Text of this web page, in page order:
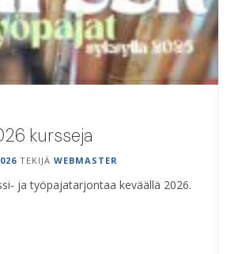
kursseja
TEKIJÄ WEBMASTER
ja työpajatarjontaa keväällä 2026.